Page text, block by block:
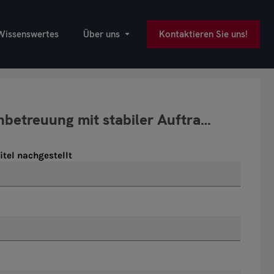
Über uns Kontaktieren Sie uns!
nachgestellt